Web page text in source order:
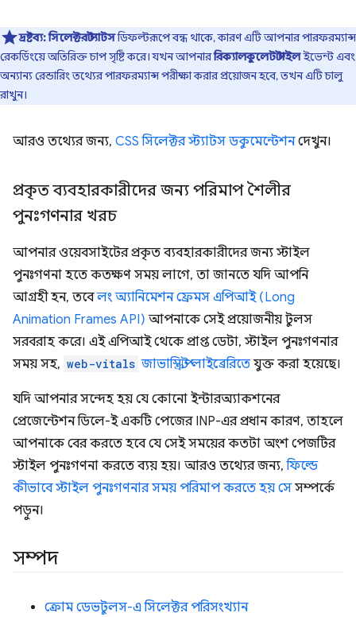
দ্রষ্টব্য:সিলেক্টর স্ট্যাটসডিফল্টরূপে বন্ধ থাকে, কারণ এটি আপনার পারফরম্যান্স
রেকর্ডিংয়ে অতিরিক্ত চাপ সৃষ্টি করে। যখন আপনাররিক্যালকুলেট স্টাইলইভেন্ট এবং
অন্যান্য রেন্ডারিং তথ্যের পারফরম্যান্স পরীক্ষা করার প্রয়োজন হবে, তখন এটি চালু
রাখুন।
আরও তথ্যের জন্য, CSS সিলেক্টর স্ট্যাটস ডকুমেন্টেশনদেখুন।
প্রকৃত ব্যবহারকারীদের জন্য পরিমাপ শৈলীর
পুনঃগণনার খরচ
আপনার ওয়েবসাইটের প্রকৃত ব্যবহারকারীদের জন্য স্টাইল
পুনঃগণনা হতে কতক্ষণ সময় লাগে, তা জানতে যদি আপনি
আগ্রহী হন, তবেলং অ্যানিমেশন ফ্রেমস এপিআই (Long
Animation Frames API) আপনাকে সেই প্রয়োজনীয় টুলস
সরবরাহ করে। এই এপিআই থেকে প্রাপ্ত ডেটা, স্টাইল পুনঃগণনার
সময় সহ, web-vitals জাভাস্ক্রিপ্ট লাইব্রেরিতে যুক্ত করা হয়েছে।
যদি আপনার সন্দেহ হয় যে কোনো ইন্টারঅ্যাকশনের
প্রেজেন্টেশন ডিলে-ই একটি পেজের INP-এর প্রধান কারণ, তাহলে
আপনাকে বের করতে হবে যে সেই সময়ের কতটা অংশ পেজটির
স্টাইল পুনঃগণনা করতে ব্যয় হয়। আরও তথ্যের জন্য,ফিল্ডে
কীভাবে স্টাইল পুনঃগণনার সময় পরিমাপ করতে হয় সে সম্পর্কে
পড়ুন।
সম্পদ
ক্রোম ডেভটুলস-এ সিলেক্টর পরিসংখ্যান